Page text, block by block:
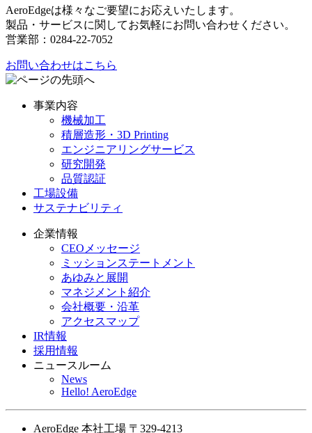
AeroEdgeは様々なご要望にお応えいたします。
製品・サービスに関してお気軽にお問い合わせください。
営業部：0284-22-7052
お問い合わせはこちら
事業内容
機械加工
積層造形・3D Printing
エンジニアリングサービス
研究開発
品質認証
工場設備
サステナビリティ
企業情報
CEOメッセージ
ミッションステートメント
あゆみと展開
マネジメント紹介
会社概要・沿革
アクセスマップ
IR情報
採用情報
ニュースルーム
News
Hello! AeroEdge
AeroEdge 本社工場 〒329-4213